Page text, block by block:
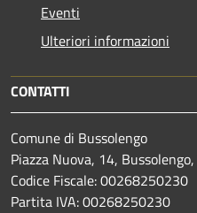
Eventi
Ulteriori informazioni
CONTATTI
Comune di Bussolengo
Piazza Nuova, 14,
Codice Fiscale: 00268250230
Partita IVA: 00268250230